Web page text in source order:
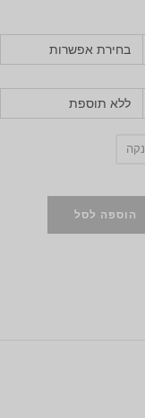
בחירת אפשרות
ללא תוספת
נקה
הוספה לסל